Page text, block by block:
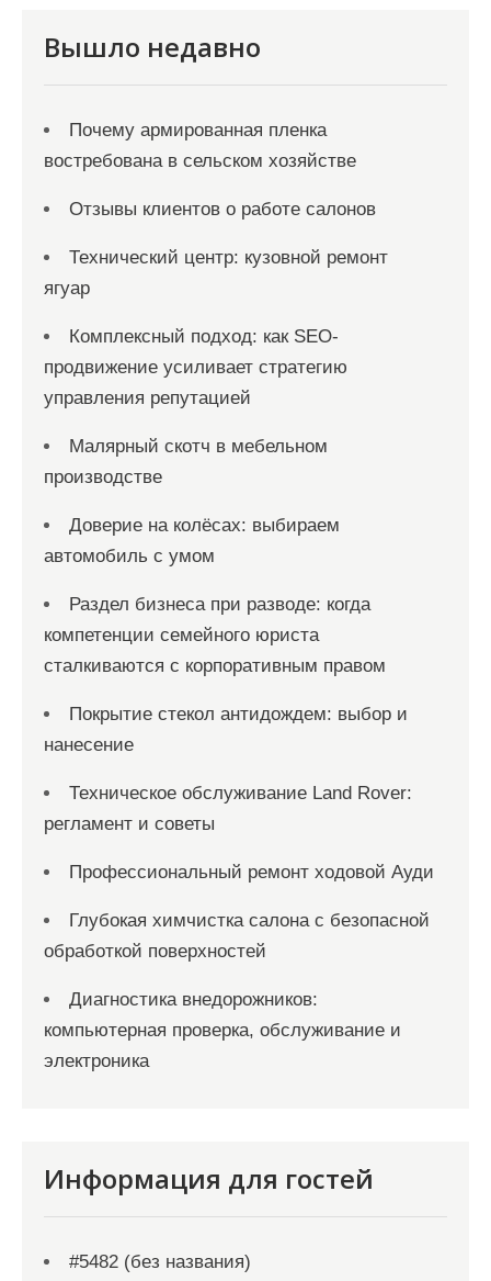
Вышло недавно
Почему армированная пленка
востребована в сельском хозяйстве
Отзывы клиентов о работе салонов
Технический центр: кузовной ремонт
ягуар
Комплексный подход: как SEO-
продвижение усиливает стратегию
управления репутацией
Малярный скотч в мебельном
производстве
Доверие на колёсах: выбираем
автомобиль с умом
Раздел бизнеса при разводе: когда
компетенции семейного юриста
сталкиваются с корпоративным правом
Покрытие стекол антидождем: выбор и
нанесение
Техническое обслуживание Land Rover:
регламент и советы
Профессиональный ремонт ходовой Ауди
Глубокая химчистка салона с безопасной
обработкой поверхностей
Диагностика внедорожников:
компьютерная проверка, обслуживание и
электроника
Информация для гостей
#5482 (без названия)